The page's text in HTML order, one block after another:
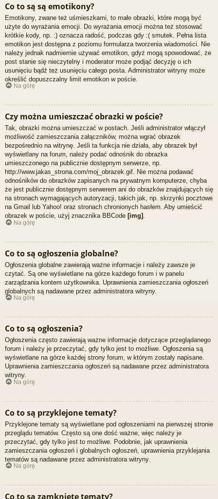
Co to są są emotikony?
Emotikony, zwane też uśmieszkami, to małe obrazki, które mogą być
użyte do wyrażania emocji. Do wyrażania emocji można też stosować
krótkie kody, np. :) oznacza radość, podczas gdy :( smutek. Pełna lista
emotikon jest dostępna z poziomu formularza tworzenia wiadomości. Nie
należy jednak nadmiernie używać emotikon, gdyż mogą spowodować, że
post stanie się nieczytelny i moderator może podjąć decyzję o ich
usunięciu bądź też usunięciu całego posta. Administrator witryny może
określić dopuszczalny limit emotikon w poście.
Na górę
Czy można umieszczać obrazki w poście?
Tak, obrazki można umieszczać w postach. Jeśli administrator włączył
możliwość zamieszczania załączników, można wgrać obrazek
bezpośrednio na witrynę. Jeśli ta funkcja nie działa, aby obrazek był
wyświetlany na forum, należy podać odnośnik do obrazka
umieszczonego na publicznie dostępnym serwerze, np.
http://www.jakas_strona.com/moj_obrazek.gif. Nie można podawać
odnośników do obrazków zapisanych na prywatnym komputerze, chyba
że jest publicznie dostępnym serwerem ani do obrazków znajdujących się
na stronach wymagających autoryzacji, takich jak, np. skrzynki pocztowe
na Gmail lub Yahoo! oraz stronach chronionych hasłem. Aby umieścić
obrazek w poście, użyj znacznika BBCode [img] .
Na górę
Co to są ogłoszenia globalne?
Ogłoszenia globalne zawierają ważne informacje i należy zawsze je
czytać. Są one wyświetlane na górze każdego forum i w panelu
zarządzania kontem użytkownika. Uprawnienia zamieszczania ogłoszeń
globalnych są nadawane przez administratora witryny.
Na górę
Co to są ogłoszenia?
Ogłoszenia często zawierają ważne informacje dotyczące przeglądanego
forum i należy je przeczytać, gdy tylko jest to możliwe. Ogłoszenia są
wyświetlane na górze każdej strony forum, w którym zostały napisane.
Uprawnienia zamieszczania ogłoszeń są nadawane przez administratora
witryny.
Na górę
Co to są przyklejone tematy?
Przyklejone tematy są wyświetlane pod ogłoszeniami na pierwszej stronie
przeglądu tematów. Często są one dość ważne, więc należy je
przeczytać, gdy tylko jest to możliwe. Podobnie, jak uprawnienia
zamieszczania ogłoszeń i globalnych ogłoszeń, uprawnienia przyklejania
tematów są nadawane przez administratora witryny.
Na górę
Co to są zamknięte tematy?